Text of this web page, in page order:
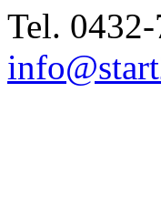
Tel.